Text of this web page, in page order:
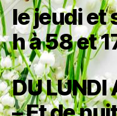
le jeudi et
h à 58 et
DU LUNDI